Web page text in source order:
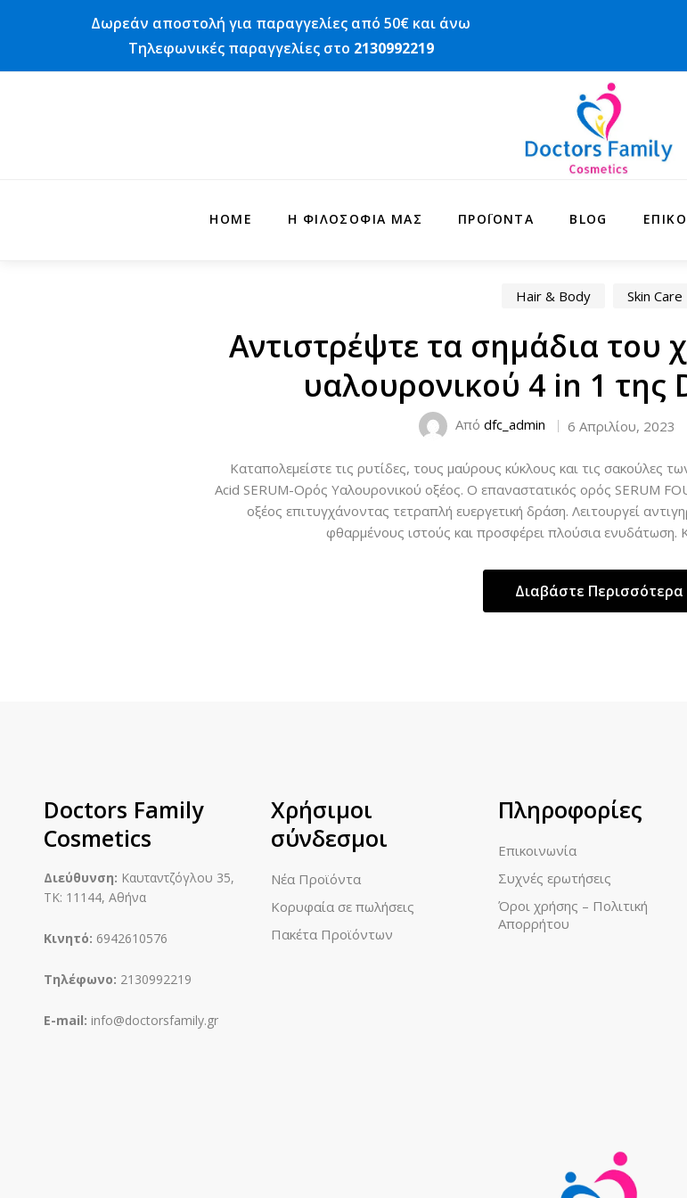
Δωρεάν αποστολή για παραγγελίες από 50€ και άνω
Τηλεφωνικές παραγγελίες στο 2130992219
HOME Η ΦΙΛΟΣΟΦΊΑ ΜΑΣ ΠΡΟΪΌΝΤΑ BLOG
Tags: αντιρυτιδική
Hair & Body Skin Care
Αντιστρέψτε τα σημάδια του
υαλουρονικού 4 in 1 της
Από dfc_admin 6 Απριλίου, 2023
Καταπολεμείστε τις ρυτίδες, τους μαύρους κύκλους και τις σακούλες
Acid SERUM-Ορός Υαλουρονικού οξέος. Ο επαναστατικός ορός SERUM
οξέoς επιτυγχάνοντας τετραπλή ευεργετική δράση. Λειτουργεί
φθαρμένους ιστούς και προσφέρει πλούσια
Διαβάστε Περισσότερα
Doctors Family
Cosmetics
Διεύθυνση: Καυταντζόγλου 35,
ΤΚ: 11144, Αθήνα
Κινητό: 6942610576
Τηλέφωνο: 2130992219
E-mail: info@doctorsfamily.gr
Χρήσιμοι
σύνδεσμοι
Νέα Προϊόντα
Κορυφαία σε πωλήσεις
Πακέτα Προϊόντων
Πληροφορίες
Επικοινωνία
Συχνές ερωτήσεις
Όροι χρήσης – Πολιτική
Απορρήτου